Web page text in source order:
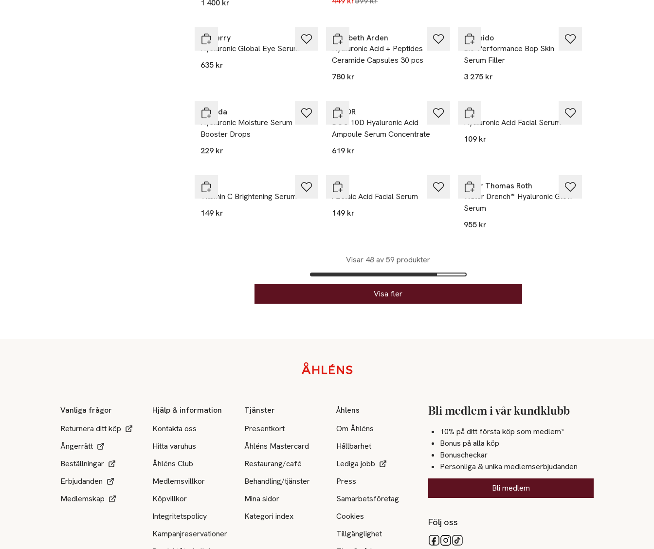
1 400 kr
By Terry
Hyaluronic Global Eye Serum
635 kr
Elizabeth Arden
Hyaluronic Acid + Peptides
Ceramide Capsules 30 pcs
780 kr
Shiseido
Bio-Performance Bop Skin
Serum Filler
3 275 kr
Weleda
Hyaluronic Moisture Serum
Booster Drops
229 kr
BABOR
DOC 10D Hyaluronic Acid
Ampoule Serum Concentrate
619 kr
Q+A
Hyaluronic Acid Facial Serum
109 kr
Q+A
Vitamin C Brightening Serum
149 kr
Q+A
Azelaic Acid Facial Serum
149 kr
Peter Thomas Roth
Water Drench® Hyaluronic Glow
Serum
955 kr
Visar 48 av 59 produkter
Visa fler
Vanliga frågor
Returnera ditt köp
Ångerrätt
Beställningar
Erbjudanden
Medlemskap
Hjälp & information
Kontakta oss
Hitta varuhus
Åhléns Club
Medlemsvillkor
Köpvillkor
Integritetspolicy
Kampanjreservationer
Tjänster
Presentkort
Åhléns Mastercard
Restaurang/café
Behandling/tjänster
Mina sidor
Kategori index
Åhlens
Om Åhléns
Hållbarhet
Lediga jobb
Press
Samarbetsföretag
Cookies
Tillgänglighet
Bli medlem i vår kundklubb
10% på ditt första köp som medlem*
Bonus på alla köp
Bonuscheckar
Personliga & unika medlemserbjudanden
Bli medlem
Följ oss